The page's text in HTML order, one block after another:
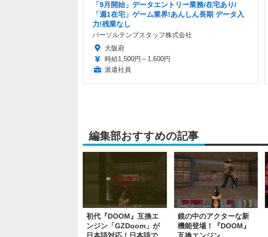
「9月開始」データエントリー業務/在宅あり/
「週1在宅」ゲーム業界!あんしん長期 データ入
力!残業なし
パーソルテンプスタッフ株式会社
大阪府
時給1,500円～1,600円
派遣社員
編集部おすすめの記事
初代『DOOM』互換エ
ンジン「GZDoom」が
鏡の中のアクターな新
機能登場！『DOOM』